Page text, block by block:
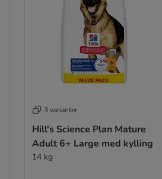
3 varianter
Hill's Science Plan Mature
Adult 6+ Large med kylling
14 kg